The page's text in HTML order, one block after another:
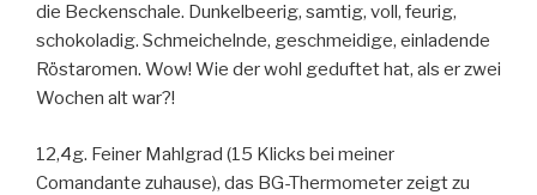
die Beckenschale. Dunkelbeerig, samtig, voll, feurig,
schokoladig. Schmeichelnde, geschmeidige, einladende
Röstaromen. Wow! Wie der wohl geduftet hat, als er zwei
Wochen alt war?!
12,4g. Feiner Mahlgrad (15 Klicks bei meiner
Comandante zuhause), das BG-Thermometer zeigt zu